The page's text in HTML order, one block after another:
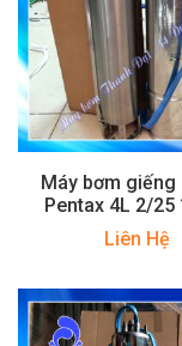
Máy bơm giếng
Pentax 4L 2/25
Liên Hệ